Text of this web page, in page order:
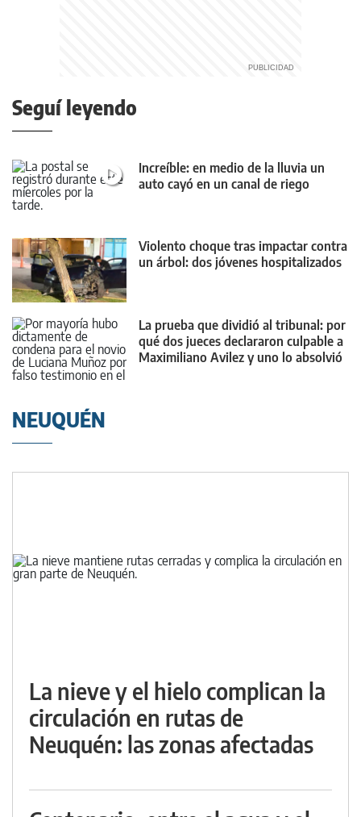
Seguí leyendo
Increíble: en medio de la lluvia un
auto cayó en un canal de riego
Violento choque tras impactar contra
un árbol: dos jóvenes hospitalizados
La prueba que dividió al tribunal: por
qué dos jueces declararon culpable a
Maximiliano Avilez y uno lo absolvió
NEUQUÉN
La nieve y el hielo complican la
circulación en rutas de
Neuquén: las zonas afectadas